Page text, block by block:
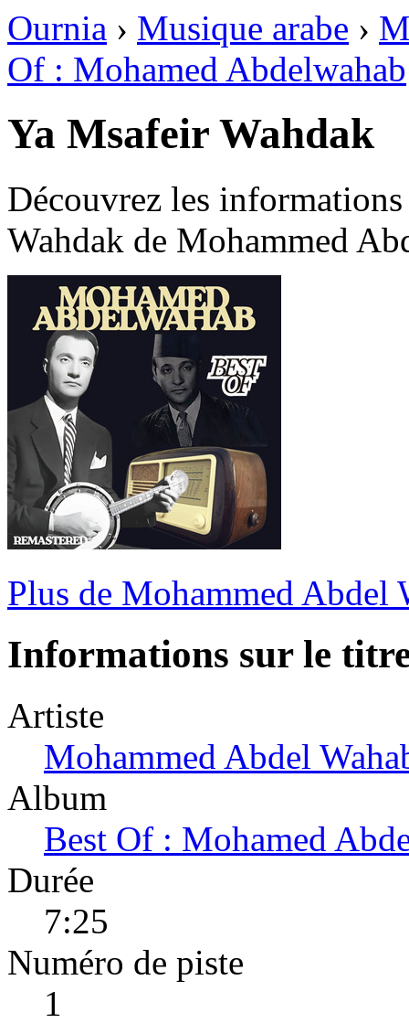
Ournia › Musique arabe ›
Of : Mohamed Abdelwahab
Ya Msafeir Wahdak
Découvrez les
Wahdak de Mohammed
Plus de Mohammed Abdel
Informations sur le
Artiste
Mohammed Abdel
Album
Best Of : Mohamed
Durée
7:25
Numéro de piste
1